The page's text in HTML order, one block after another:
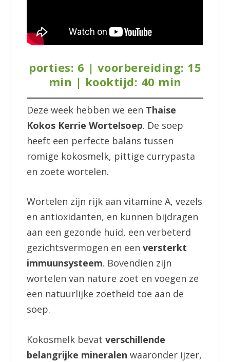
porties: 6 | voorbereiding: 15
min | kooktijd: 40 min
Deze week hebben we een Thaise
Kokos Kerrie Wortelsoep. De soep
heeft een perfecte balans tussen
romige kokosmelk, pittige currypasta
en zoete wortelen.
Wortelen zijn rijk aan vitamine A, vezels
en antioxidanten, en kunnen bijdragen
aan een gezonde huid, een verbeterd
gezichtsvermogen en eenversterkt
immuunsysteem. Bovendien zijn
wortelen van nature zoet en voegen ze
een natuurlijke zoetheid toe aan de
soep.
Kokosmelk bevatverschillende
belangrijke mineralen waaronder ijzer,